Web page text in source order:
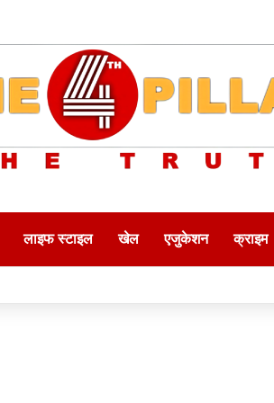
लाइफ स्टाइल खेल एजुकेशन क्राइम